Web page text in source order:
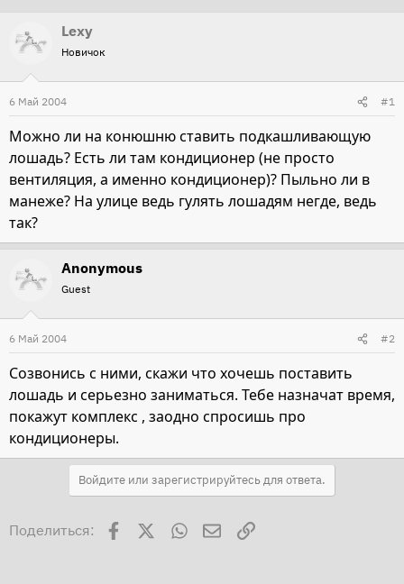
о
т
е
а
л
Lexy
Новичок
6 Май 2004 #1
Можно ли на конюшню ставить подкашливающую
лошадь? Есть ли там кондиционер (не просто
вентиляция, а именно кондиционер)? Пыльно ли в
манеже? На улице ведь гулять лошадям негде, ведь
так?
Anonymous
Guest
6 Май 2004 #2
Созвонись с ними, скажи что хочешь поставить
лошадь и серьезно заниматься. Тебе назначат время,
покажут комплекс , заодно спросишь про
кондиционеры.
Войдите или зарегистрируйтесь для ответа.
Поделиться: Facebook WhatsAppЭлектронная почта
Ссылка